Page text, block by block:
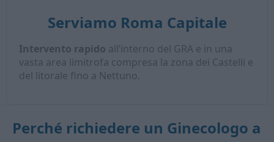
Serviamo Roma Capitale
Intervento rapido all’interno del GRA e in una
vasta area limitrofa compresa la zona dei Castelli e
del litorale fino a Nettuno.
Perché richiedere un Ginecologo a